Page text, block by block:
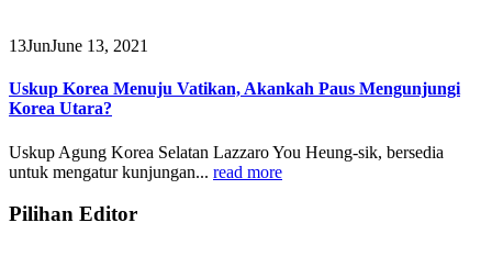
13JunJune 13, 2021
Uskup Korea Menuju Vatikan, Akankah Paus Mengunjungi
Korea Utara?
Uskup Agung Korea Selatan Lazzaro You Heung-sik, bersedia
untuk mengatur kunjungan... read more
Pilihan Editor